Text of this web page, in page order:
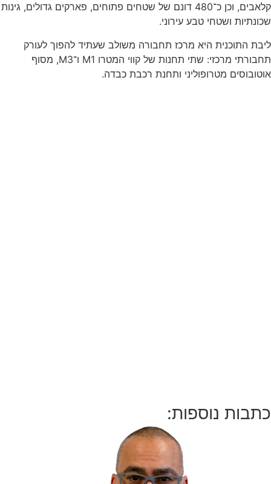
קלאבים, וכן כ־480 דונם של שטחים פתוחים, פארקים גדולים, גינות
שכונתיות ושטחי טבע עירוני.
ליבת התוכנית היא מרכז תחבורה משולב שעתיד להפוך לעורק
תחבורתי מרכזי: שתי תחנות של קווי המטרו M1 ו־M3, מסוף
אוטובוסים מטרופוליני ותחנת רכבת כבדה.
כתבות נוספות: